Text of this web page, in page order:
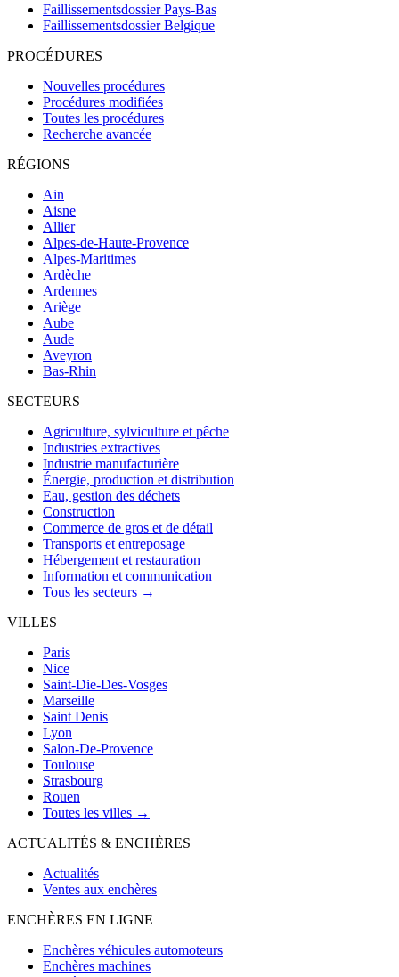
Faillissementsdossier Pays-Bas
Faillissementsdossier Belgique
PROCÉDURES
Nouvelles procédures
Procédures modifiées
Toutes les procédures
Recherche avancée
RÉGIONS
Ain
Aisne
Allier
Alpes-de-Haute-Provence
Alpes-Maritimes
Ardèche
Ardennes
Ariège
Aube
Aude
Aveyron
Bas-Rhin
SECTEURS
Agriculture, sylviculture et pêche
Industries extractives
Industrie manufacturière
Énergie, production et distribution
Eau, gestion des déchets
Construction
Commerce de gros et de détail
Transports et entreposage
Hébergement et restauration
Information et communication
Tous les secteurs →
VILLES
Paris
Nice
Saint-Die-Des-Vosges
Marseille
Saint Denis
Lyon
Salon-De-Provence
Toulouse
Strasbourg
Rouen
Toutes les villes →
ACTUALITÉS & ENCHÈRES
Actualités
Ventes aux enchères
ENCHÈRES EN LIGNE
Enchères véhicules automoteurs
Enchères machines